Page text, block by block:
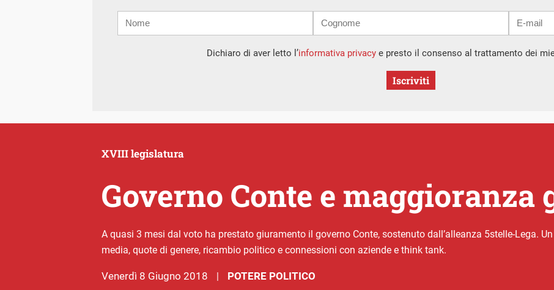
mail
Dichiaro di aver letto l’informativa privacye presto il consenso al trattamento dei
Iscriviti
Governo Conte e maggioranza
XVIII legislatura
A quasi 3 mesi dal voto ha prestato giuramento il governo Conte, sostenuto dall’alleanza 5stelle-Lega.
media, quote di genere, ricambio politico e connessioni con aziende e think tank.
venerdì 8 Giugno 2018 | POTERE POLITICO